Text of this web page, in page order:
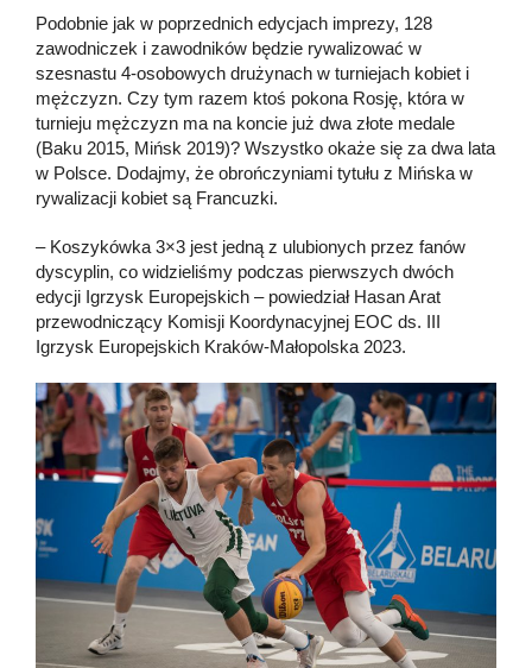
Podobnie jak w poprzednich edycjach imprezy, 128
zawodniczek i zawodników będzie rywalizować w
szesnastu 4-osobowych drużynach w turniejach kobiet i
mężczyzn. Czy tym razem ktoś pokona Rosję, która w
turnieju mężczyzn ma na koncie już dwa złote medale
(Baku 2015, Mińsk 2019)? Wszystko okaże się za dwa lata
w Polsce. Dodajmy, że obrończyniami tytułu z Mińska w
rywalizacji kobiet są Francuzki.
– Koszykówka 3×3 jest jedną z ulubionych przez fanów
dyscyplin, co widzieliśmy podczas pierwszych dwóch
edycji Igrzysk Europejskich – powiedział Hasan Arat
przewodniczący Komisji Koordynacyjnej EOC ds. III
Igrzysk Europejskich Kraków-Małopolska 2023.